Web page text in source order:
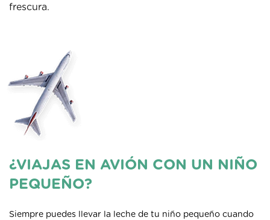
frescura.
¿VIAJAS EN AVIÓN CON UN NIÑO
PEQUEÑO?
Siempre puedes llevar la leche de tu niño pequeño cuando